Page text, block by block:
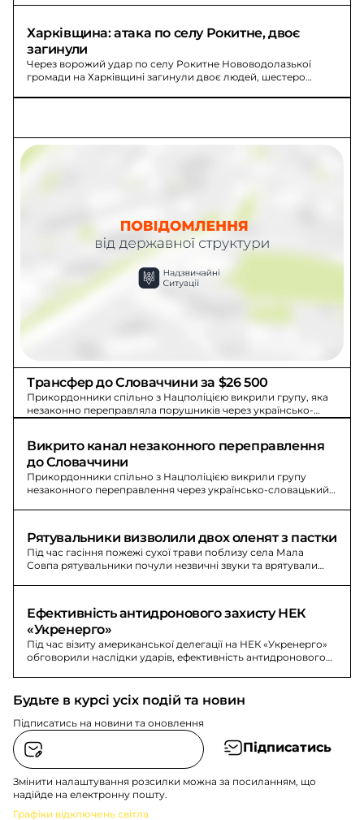
Харківщина: атака по селу Рокитне, двоє
загинули
Через ворожий удар по селу Рокитне Нововодолазької
громади на Харківщині загинули двоє людей, шестеро
Трансфер до Словаччини за $26 500
Прикордонники спільно з Нацполіцією викрили групу, яка
незаконно переправляла порушників через українсько-
словацький кордон за $26 500.
Викрито канал незаконного переправлення
до Словаччини
Прикордонники спільно з Нацполіцією викрили групу
незаконного переправлення через українсько-словацький
Рятувальники визволили двох оленят з пастки
Під час гасіння пожежі сухої трави поблизу села Мала
Совпа рятувальники почули незвичні звуки та врятували
Ефективність антидронового захисту НЕК
«Укренерго»
Під час візиту американської делегації на НЕК «Укренерго»
обговорили наслідки ударів, ефективність антидронового
Будьте в курсі усіх подій та новин
Підписатись на новини та оновлення
Підписатись
Змінити налаштування розсилки можна за посиланням, що
надійде на електронну пошту.
Графіки відключень світла